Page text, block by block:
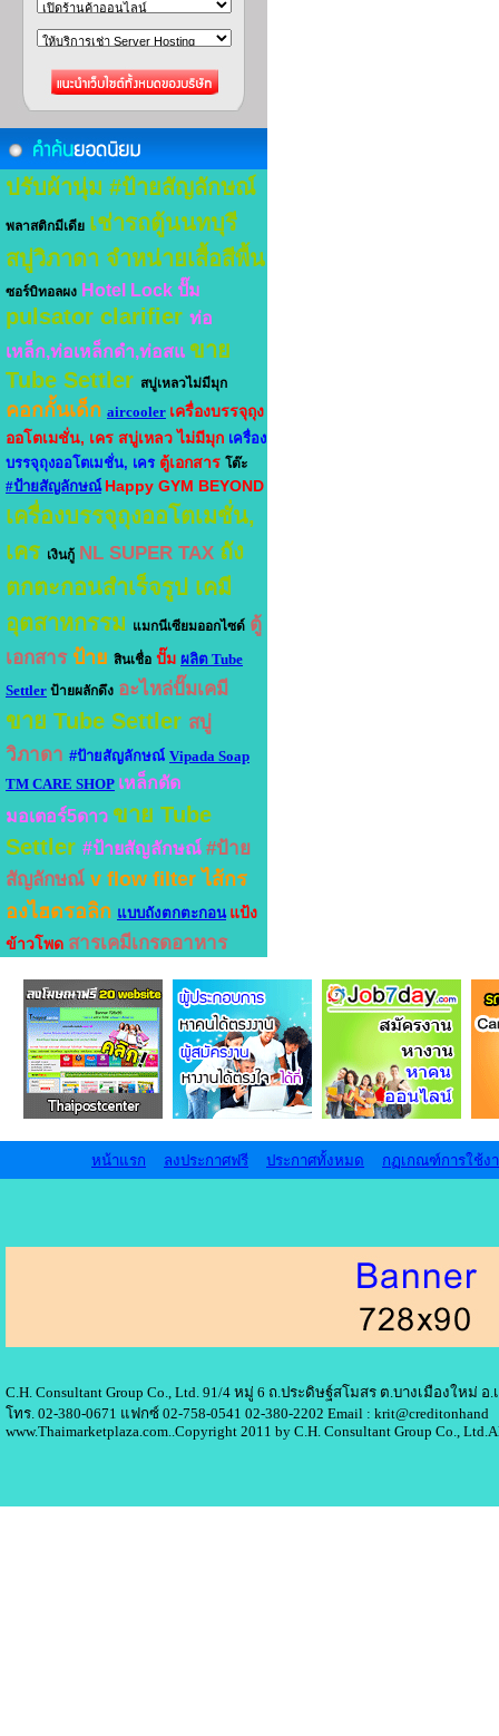
ปรับผ้านุ่ม #ป้ายสัญลักษณ์
พลาสติกมีเดีย เช่ารถตู้นนทบุรี
สบู่วิภาดา จำหน่ายเสื้อสีพื้น
ซอร์บิทอลผง Hotel Lock ปั๊ม
pulsator clarifier ท่อ
เหล็ก,ท่อเหล็กดำ,ท่อสแ ขาย
Tube Settler สบู่เหลวไม่มีมุก
คอกกั้นเด็ก aircooler เครื่องบรรจุถุง
ออโตเมชั่น, เคร สบู่เหลว ไม่มีมุก เครื่อง
บรรจุถุงออโตเมชั่น, เคร ตู้เอกสาร โต๊ะ
#ป้ายสัญลักษณ์ Happy GYM BEYOND
เครื่องบรรจุถุงออโตเมชั่น,
เคร เงินกู้ NL SUPER TAX ถัง
ตกตะกอนสำเร็จรูป เคมี
อุตสาหกรรม แมกนีเซียมออกไซด์ ตู้
เอกสาร ป้าย สินเชื่อ ปั๊ม ผลิต Tube
Settler ป้ายผลักดึง อะไหล่ปั๊มเคมี
ขาย Tube Settler สบู่
วิภาดา #ป้ายสัญลักษณ์ Vipada Soap
TM CARE SHOP เหล็กดัด
มอเตอร์5ดาว ขาย Tube
Settler #ป้ายสัญลักษณ์ #ป้าย
สัญลักษณ์ v flow filter ไส้กร
องไฮดรอลิก แบบถังตกตะกอน แป้ง
ข้าวโพด สารเคมีเกรดอาหาร
หน้าแรก ลงประกาศฟรี ประกาศทั้งหมด กฏเกณฑ์การใช้ง
C.H. Consultant Group Co., Ltd. 91/4 หมู่ 6 ถ.ประดิษฐ์สโมสร ต.บางเมืองใหม่ อ
โทร. 02-380-0671 แฟกซ์ 02-758-0541 02-380-2202 Email : krit@creditonhand
www.Thaimarketplaza.com..Copyright 2011 by C.H. Consultant Group Co.,